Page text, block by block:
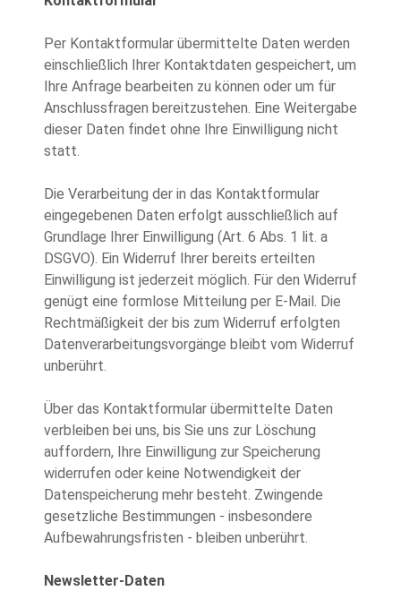
Per Kontaktformular übermittelte Daten werden
einschließlich Ihrer Kontaktdaten gespeichert, um
Ihre Anfrage bearbeiten zu können oder um für
Anschlussfragen bereitzustehen. Eine Weitergabe
dieser Daten findet ohne Ihre Einwilligung nicht
statt.
Die Verarbeitung der in das Kontaktformular
eingegebenen Daten erfolgt ausschließlich auf
Grundlage Ihrer Einwilligung (Art. 6 Abs. 1 lit. a
DSGVO). Ein Widerruf Ihrer bereits erteilten
Einwilligung ist jederzeit möglich. Für den Widerruf
genügt eine formlose Mitteilung per E-Mail. Die
Rechtmäßigkeit der bis zum Widerruf erfolgten
Datenverarbeitungsvorgänge bleibt vom Widerruf
unberührt.
Über das Kontaktformular übermittelte Daten
verbleiben bei uns, bis Sie uns zur Löschung
auffordern, Ihre Einwilligung zur Speicherung
widerrufen oder keine Notwendigkeit der
Datenspeicherung mehr besteht. Zwingende
gesetzliche Bestimmungen - insbesondere
Aufbewahrungsfristen - bleiben unberührt.
Newsletter-Daten